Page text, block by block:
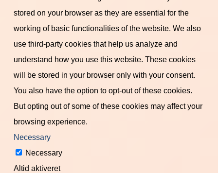
stored on your browser as they are essential for the
working of basic functionalities of the website. We also
use third-party cookies that help us analyze and
understand how you use this website. These cookies
will be stored in your browser only with your consent.
You also have the option to opt-out of these cookies.
But opting out of some of these cookies may affect your
browsing experience.
Necessary
Necessary
Altid aktiveret